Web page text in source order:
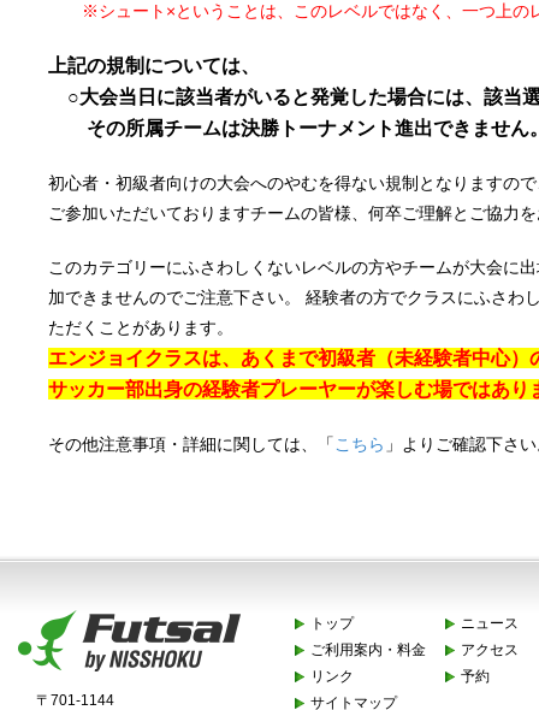
※シュート×ということは、このレベルではなく、一つ上の
上記の規制については、
○大会当日に該当者がいると発覚した場合には、該当
その所属チームは決勝トーナメント進出できません
初心者・初級者向けの大会へのやむを得ない規制となりますの
ご参加いただいておりますチームの皆様、何卒ご理解とご協力
このカテゴリーにふさわしくないレベルの方やチームが大会に
加できませんのでご注意下さい。 経験者の方でクラスにふさわ
ただくことがあります。
エンジョイクラスは、あくまで初級者（未経験者中心）
サッカー部出身の経験者プレーヤーが楽しむ場ではあり
その他注意事項・詳細に関しては、「 こちら 」よりご確認下さ
〒701-1144
トップ
ニュース
ご利用案内・料金
アクセス
リンク
予約
サイトマップ